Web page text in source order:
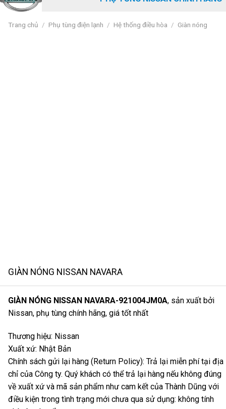
Trang chủ / Phụ tùng điện lạnh / Hệ thống điều hòa / Giàn nóng
GIÀN NÓNG NISSAN NAVARA
GIÀN NÓNG NISSAN NAVARA-921004JM0A, sản xuất bởi
Nissan, phụ tùng chính hãng, giá tốt nhất
Thương hiệu: Nissan
Xuất xứ: Nhật Bản
Chính sách gửi lại hàng (Return Policy): Trả lại miễn phí tại địa
chỉ của Công ty. Quý khách có thể trả lại hàng nếu không đúng
về xuất xứ và mã sản phẩm như cam kết của Thành Dũng với
điều kiện trong tình trạng mới chưa qua sử dụng: không tính